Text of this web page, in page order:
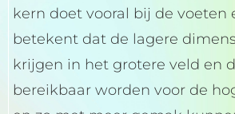
kern doet vooral bij de voeten
betekent dat de lagere
krijgen in het grotere veld en
bereikbaar worden voor de